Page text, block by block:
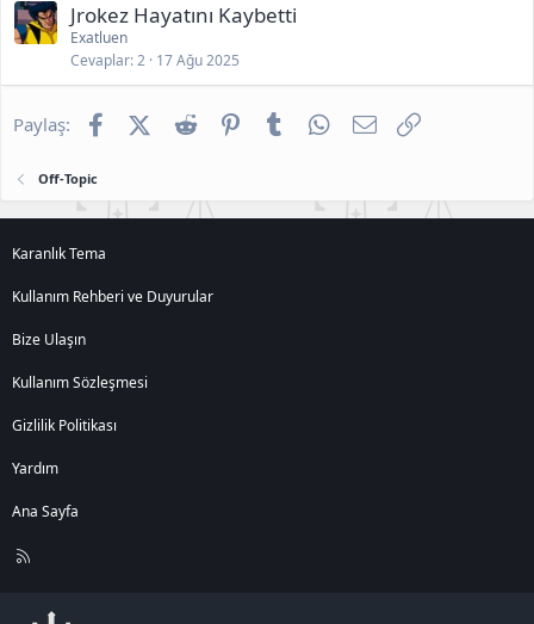
Jrokez Hayatını Kaybetti
Exatluen
Cevaplar 2 17 Ağu 2025
Paylaş: FacebookX (Twitter)
Reddit PinterestTumblr WhatsApp
E-posta
Off-Topic
Karanlık Tema
Kullanım Rehberi ve Duyurular
Bize Ulaşın
Kullanım Sözleşmesi
Gizlilik Politikası
Yardım
Ana Sayfa
R